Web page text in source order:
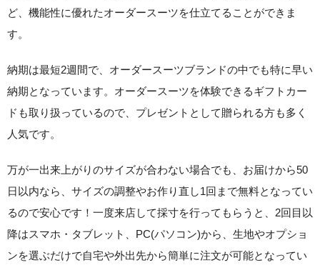
ど、機能性に優れたオーダースーツを仕立てることができま
す。
納期は最短2週間で、オーダースーツブランドの中でも特に早い
納期となっています。オーダースーツを体験できるギフトカー
ドも取り扱っているので、プレゼントとして贈られる方も多く
人気です。
万が一出来上がりのサイズが合わない場合でも、 お届けから50
日以内なら、サイズの調整やお作り直し1回まで無料となってい
るので安心です！一度来店して採寸を行ってもらうと、 2回目以
降はスマホ・タブレット、PC(パソコン)から、生地やオプショ
ンを選ぶだけで自宅や外出先から簡単に注文が可能となってい